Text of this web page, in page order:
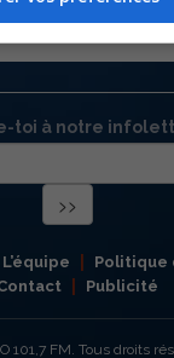
toi à notre
L’équipe
Politique
Publicité
101,7 FM. Tous droits